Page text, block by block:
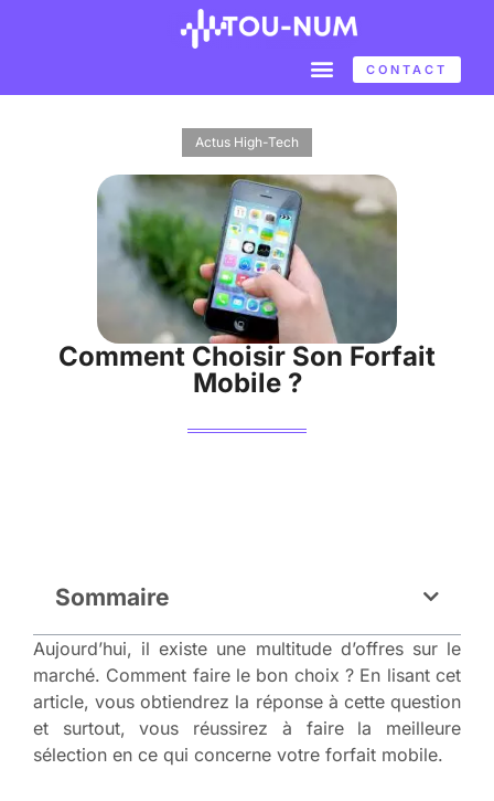
CONTACT
Actus High-Tech
Comment Choisir Son Forfait
Mobile ?
Sommaire
Aujourd’hui, il existe une multitude d’offres sur le
marché. Comment faire le bon choix ? En lisant cet
article, vous obtiendrez la réponse à cette question
et surtout, vous réussirez à faire la meilleure
sélection en ce qui concerne votre forfait mobile.